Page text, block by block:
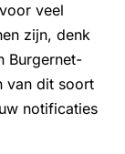
veel
zijn, denk
Burgernet-
van dit soort
notificaties